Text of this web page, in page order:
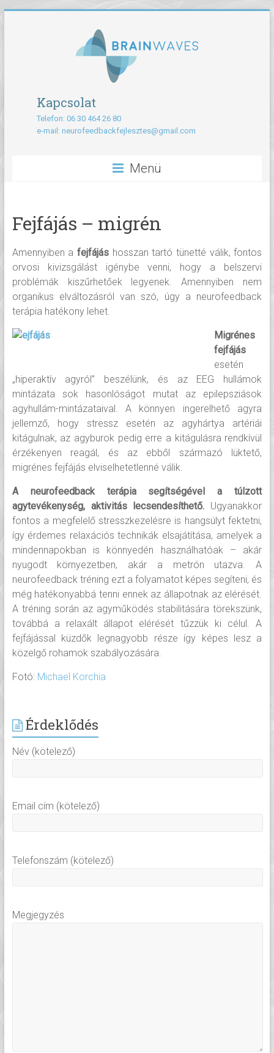
Kapcsolat
Telefon: 06 30 464 26 80
e-mail: neurofeedbackfejlesztes@gmail.com
Menü
Fejfájás – migrén
Amennyiben afejfájás hosszan tartó tünetté válik, fontos
orvosi kivizsgálást igénybe venni, hogy a belszervi
problémák kiszűrhetőek legyenek. Amennyiben nem
organikus elváltozásról van szó, úgy a neurofeedback
terápia hatékony lehet.
Migrénes
fejfájás
esetén
„hiperaktív agyról” beszélünk, és az EEG hullámok
mintázata sok hasonlóságot mutat az epilepsziások
agyhullám-mintázataival. A könnyen ingerelhető agyra
jellemző, hogy stressz esetén az agyhártya artériái
kitágulnak, az agyburok pedig erre a kitágulásra rendkívül
érzékenyen reagál, és az ebből származó lüktető,
migrénes fejfájás elviselhetetlenné válik.
A neurofeedback terápia segítségével a túlzott
agytevékenység, aktivitás lecsendesíthető. Ugyanakkor
fontos a megfelelő stresszkezelésre is hangsúlyt fektetni,
így érdemes relaxációs technikák elsajátítása, amelyek a
mindennapokban is könnyedén használhatóak – akár
nyugodt környezetben, akár a metrón utazva. A
neurofeedback tréning ezt a folyamatot képes segíteni, és
még hatékonyabbá tenni ennek az állapotnak az elérését.
A tréning során az agyműködés stabilitására törekszünk,
továbbá a relaxált állapot elérését tűzzük ki célul. A
fejfájással küzdők legnagyobb része így képes lesz a
közelgő rohamok szabályozására.
Fotó: Michael Korchia
Érdeklődés
Név (kötelező)
Email cím (kötelező)
Telefonszám (kötelező)
Megjegyzés